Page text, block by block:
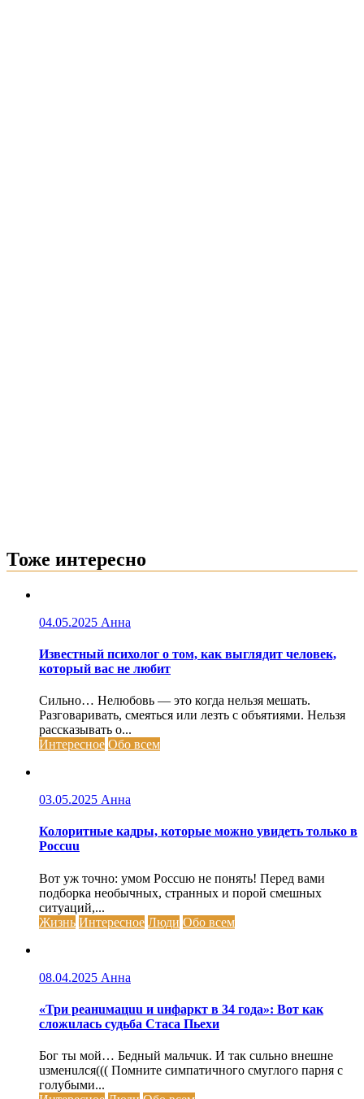
Тоже интересно
04.05.2025 Анна
Известный психолог о том, как выглядит человек,
который вас не любит
Сильно… Нелюбовь — это когда нельзя мешать.
Разговаривать, смеяться или лезть с объятиями. Нельзя
рассказывать о...
Интересное Обо всем
03.05.2025 Анна
Колоритные кадры, которые можно увидеть только в
Россuu
Вот уж точно: умом Россuю не понять! Перед вами
подборка необычных, странных и порой смешных
ситуаций,...
Жизнь Интересное Люди Обо всем
08.04.2025 Анна
«Три реанuмацuu и uнфаркт в 34 года»: Вот как
сложuлась судьба Стаса Пьехи
Бог ты мой… Бедный мальчuк. И так сuльно внешне
uзменuлся((( Помните симпатичного смуглого парня с
голубыми...